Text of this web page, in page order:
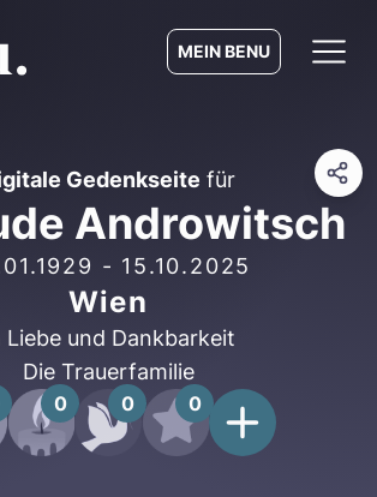
MEIN BENU
Gedenkseite für
Androwitsch
- 15.10.2025
Wien
Liebe und Dankbarkeit
Die Trauerfamilie
0 0 0